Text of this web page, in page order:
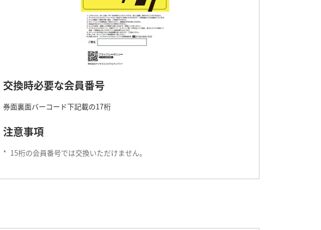
交換時必要な会員番号
券面裏面バーコード下記載の17桁
注意事項
* 15桁の会員番号では交換いただけません。